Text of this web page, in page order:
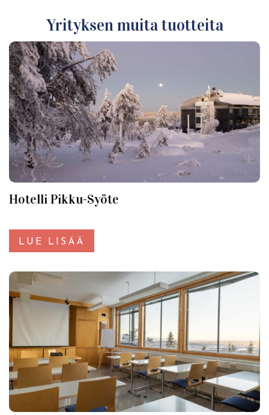
Yrityksen muita tuotteita
Hotelli Pikku-Syöte
LUE LISÄÄ